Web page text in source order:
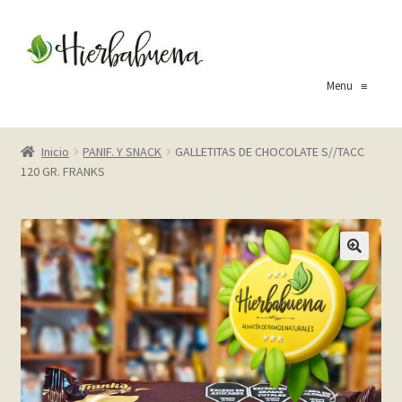
aal
Menu≡
Inicio
About Us
Blog
Carrito
Cart
Checkout
Inicio PANIF. Y SNACK
GALLETITAS DE CHOCOLATE S//TACC
120 GR. FRANKS